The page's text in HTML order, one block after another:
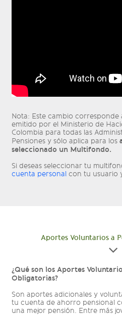
Nota: Este cambio corresponde
emitido por el Ministerio de
Colombia para todas las
Pensiones y sólo aplica para los
seleccionado un Multifondo.
Si deseas seleccionar tu
cuenta personal con tu usuario
Aportes Voluntarios a
¿Qué son los Aportes
Obligatorias?
Son aportes adicionales y
tu cuenta de ahorro pensional
una mejor pensión. Entre más